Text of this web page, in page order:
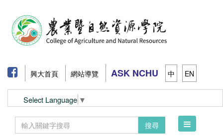
興大首頁 網站導覽 ASK NCHU 中 EN
Select Language ▼
搜尋
Toggle